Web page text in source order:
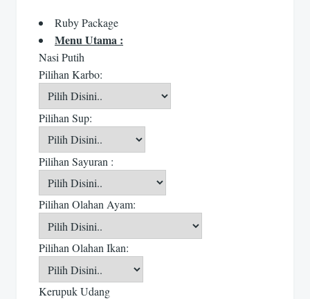
Ruby Package
Menu Utama :
Nasi Putih
Pilihan Karbo:
Pilihan Sup:
Pilihan Sayuran :
Pilihan Olahan Ayam:
Pilihan Olahan Ikan:
Kerupuk Udang